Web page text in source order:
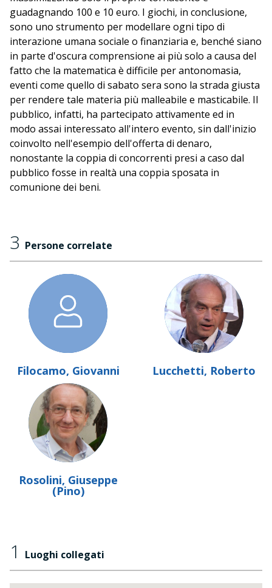
guadagnando 100 e 10 euro. I giochi, in conclusione,
sono uno strumento per modellare ogni tipo di
interazione umana sociale o finanziaria e, benché siano
in parte d'oscura comprensione ai più solo a causa del
fatto che la matematica è difficile per antonomasia,
eventi come quello di sabato sera sono la strada giusta
per rendere tale materia più malleabile e masticabile. Il
pubblico, infatti, ha partecipato attivamente ed in
modo assai interessato all'intero evento, sin dall'inizio
coinvolto nell'esempio dell'offerta di denaro,
nonostante la coppia di concorrenti presi a caso dal
pubblico fosse in realtà una coppia sposata in
comunione dei beni.
3 Persone correlate
Filocamo, Giovanni Lucchetti, Roberto
Rosolini, Giuseppe
(Pino)
1 Luoghi collegati